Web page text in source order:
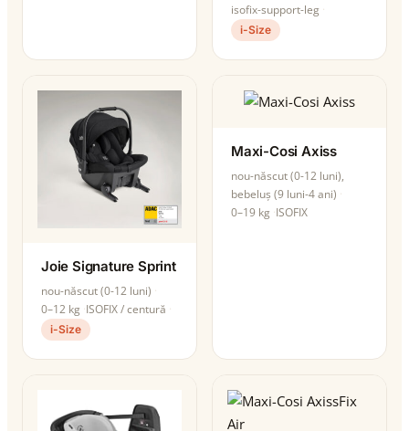
isofix-support-leg
i-Size
Joie Signature Sprint
nou-născut (0-12 luni)
0–12 kg ISOFIX / centură
i-Size
Maxi-Cosi Axiss
nou-născut (0-12 luni),
bebeluș (9 luni-4 ani)
0–19 kg ISOFIX